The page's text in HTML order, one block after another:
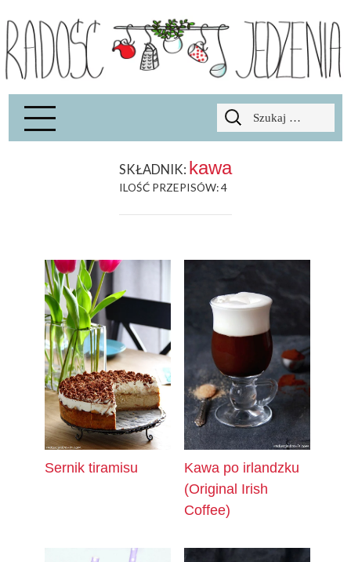
Radość Jedzenia – blog kulinarny
Szukaj:
SKŁADNIK: kawa
ILOŚĆ PRZEPISÓW: 4
Sernik tiramisu
Kawa po irlandzku
(Original Irish
Coffee)